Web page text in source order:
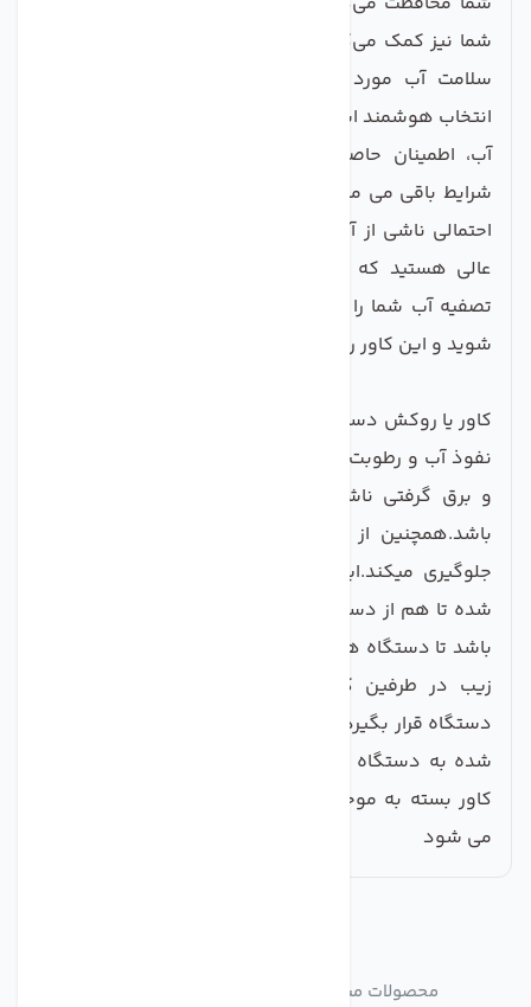
شما نیز کمک می‌کند. این کاور برای تمامی کسانی که به
سلامت آب‌ مورد استفاده خود اهمیت می‌دهند، یک
انتخاب هوشمند است. با خرید کاور دستگاه تصفیه کننده
آب، اطمینان حاصل کنید که دستگاه شما در بهترین
شرایط باقی می‌ ماند و محافظت شده از هر گونه خطرات
احتمالی ناشی از آب و رطوبت. اگر به دنبال یک محصول
عالی هستید که نه تنها عملکرد بلکه زیبایی دستگاه
تصفیه آب شما را نیز حفظ کند، همین حالا دست به کار
شوید و این کاور را تهیه نمایید!
کاور یا روکش دستگاه تصفیه آب خانگی جهت جلوگیری از
نفوذ آب و رطوبت به داخل دستگاه و جلوگیری از اتصالی
و برق گرفتی ناشی از نشت آب به داخل دستگاه می
باشد.همچنین از نشستن گرد و غبار بر روی دستگاه
جلوگیری میکند.این کاور ها از پارچه و پلاستیک تولید
شده تا هم از دستگاه تصفیه آب مراقبت کند هم شفاف
زیب در طرفین کاور تعبیه شده تا براحتی کاور روی
دستگاه قرار بگیرد و شلنگ های دستگاه از قسمت تعبیه
شده به دستگاه متصل شود. لازم به ذکر است که این
کاور بسته به موجودی انبار در رنگ های متفاوت ارسال
می شود
محصولات مشابه کاور دستگاه تصفیه کننده آب